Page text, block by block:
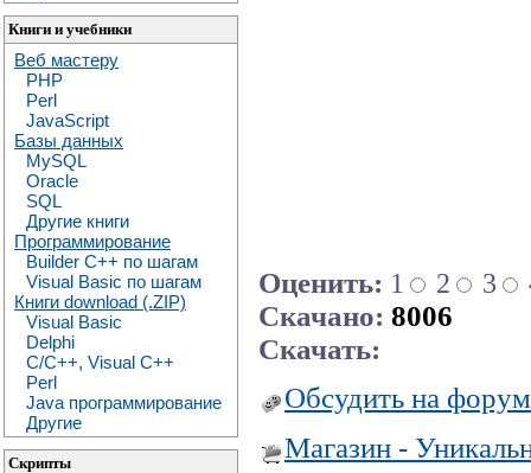
Книги и учебники
Веб мастеру
PHP
Perl
JavaScript
Базы данных
MySQL
Oracle
SQL
Другие книги
Программирование
Builder C++ по шагам
Visual Basic по шагам
Книги download (.ZIP)
Visual Basic
Delphi
C/C++, Visual C++
Perl
Java программирование
Другие
Скрипты
Оценить: 1 2 3
Скачано: 8006
Скачать:
Обсудить на
Магазин -